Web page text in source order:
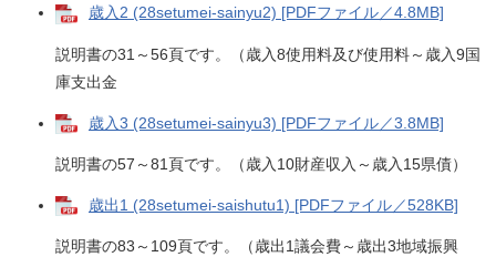
歳入2 (28setumei-sainyu2) [PDFファイル／4.8MB]
説明書の31～56頁です。（歳入8使用料及び使用料～歳入9国
庫支出金
歳入3 (28setumei-sainyu3) [PDFファイル／3.8MB]
説明書の57～81頁です。（歳入10財産収入～歳入15県債）
歳出1 (28setumei-saishutu1) [PDFファイル／528KB]
説明書の83～109頁です。（歳出1議会費～歳出3地域振興